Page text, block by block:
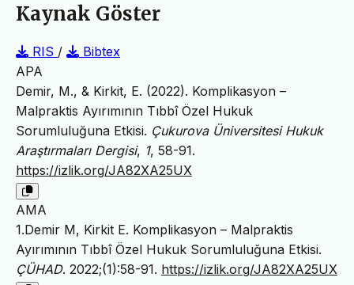
Kaynak Göster
RIS /
Bibtex
APA
Demir, M., & Kirkit, E. (2022). Komplikasyon –
Malpraktis Ayırımının Tıbbî Özel Hukuk
Sorumluluğuna Etkisi. Çukurova Üniversitesi Hukuk
Araştırmaları Dergisi, 1, 58-91.
https://izlik.org/JA82XA25UX
AMA
1.Demir M, Kirkit E. Komplikasyon – Malpraktis
Ayırımının Tıbbî Özel Hukuk Sorumluluğuna Etkisi.
ÇÜHAD. 2022;(1):58-91. https://izlik.org/JA82XA25UX